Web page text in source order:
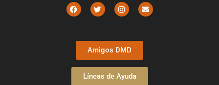
Amigos DMD
Líneas de Ayuda